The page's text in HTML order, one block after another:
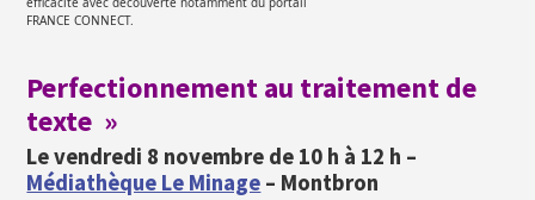
FRANCE CONNECT.
Perfectionnement au traitement de
texte »
Le vendredi 8 novembre de 10 h à 12 h –
Médiathèque Le Minage – Montbron